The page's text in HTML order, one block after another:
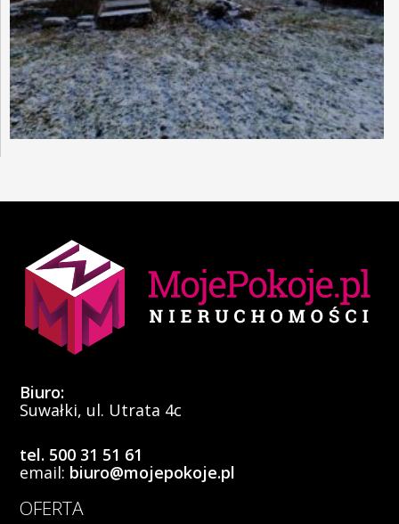
Biuro:
Suwałki, ul. Utrata 4c
tel. 500 31 51 61
email: biuro@mojepokoje.pl
OFERTA